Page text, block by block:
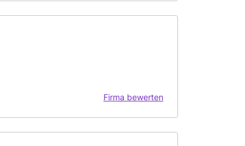
Firma bewerten